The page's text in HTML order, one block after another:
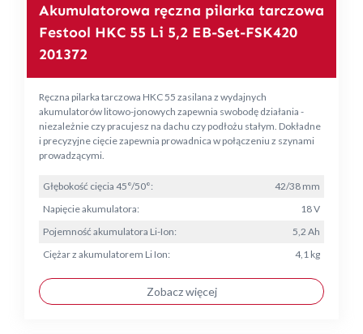
Akumulatorowa ręczna pilarka tarczowa
Festool HKC 55 Li 5,2 EB-Set-FSK420
201372
Ręczna pilarka tarczowa HKC 55 zasilana z wydajnych
akumulatorów litowo-jonowych zapewnia swobodę działania -
niezależnie czy pracujesz na dachu czy podłożu stałym. Dokładne
i precyzyjne cięcie zapewnia prowadnica w połączeniu z szynami
prowadzącymi.
Głębokość cięcia 45°/50°:
42/38 mm
Napięcie akumulatora:
18 V
Pojemność akumulatora Li-Ion:
5,2 Ah
Ciężar z akumulatorem Li Ion:
4,1 kg
Zobacz więcej